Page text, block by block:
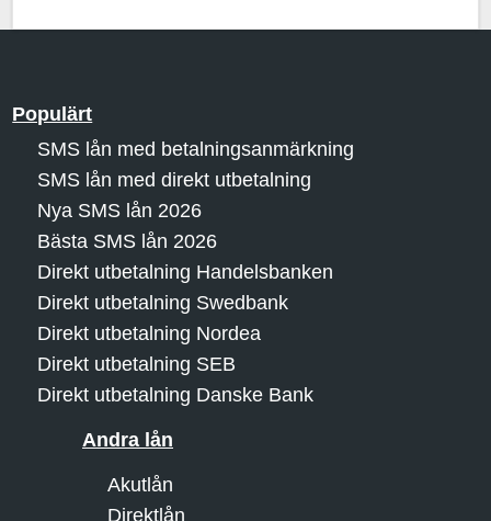
Populärt
SMS lån med betalningsanmärkning
SMS lån med direkt utbetalning
Nya SMS lån 2026
Bästa SMS lån 2026
Direkt utbetalning Handelsbanken
Direkt utbetalning Swedbank
Direkt utbetalning Nordea
Direkt utbetalning SEB
Direkt utbetalning Danske Bank
Andra lån
Akutlån
Direktlån